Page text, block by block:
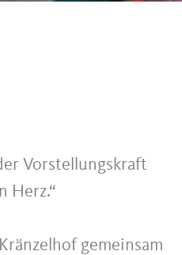
Vorstellungskraft
Herz.“
gemeinsam